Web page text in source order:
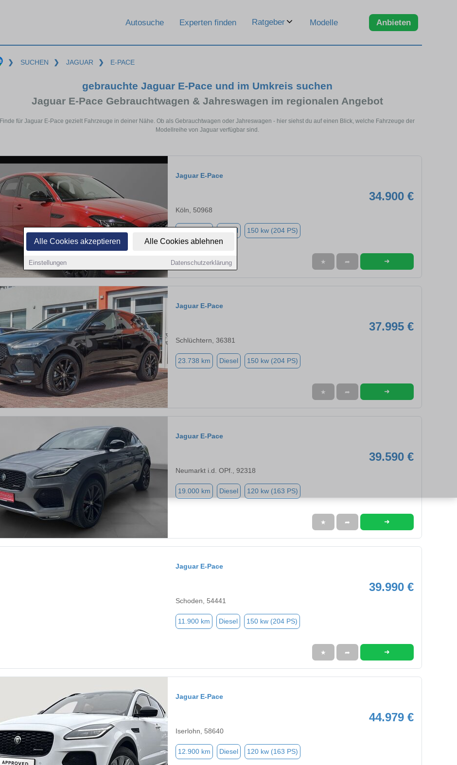
Alle Cookies akzeptieren Alle Cookies ablehnen
Einstellungen Datenschutzerklärung
Autosuche Experten finden Ratgeber Modelle Anbieten
❯ SUCHEN ❯ JAGUAR ❯ E-PACE
gebrauchte Jaguar E-Pace und im Umkreis suchen
Jaguar E-Pace Gebrauchtwagen & Jahreswagen im regionalen Angebot
Finde für Jaguar E-Pace gezielt Fahrzeuge in deiner Nähe. Ob als Gebrauchtwagen oder Jahreswagen - hier siehst du auf einen Blick, welche Fahrzeuge der
Modellreihe von Jaguar verfügbar sind.
Jaguar E-Pace
34.900 €
Köln, 50968
Diesel 150 kw (204 PS)
★ ➦ ➜
Jaguar E-Pace
37.995 €
Schlüchtern, 36381
23.738 km Diesel 150 kw (204 PS)
★ ➦ ➜
Jaguar E-Pace
39.590 €
Neumarkt i.d. OPf., 92318
19.000 km Diesel 120 kw (163 PS)
★ ➦ ➜
Jaguar E-Pace
39.990 €
Schoden, 54441
11.900 km Diesel 150 kw (204 PS)
★ ➦ ➜
Jaguar E-Pace
44.979 €
Iserlohn, 58640
12.900 km Diesel 120 kw (163 PS)